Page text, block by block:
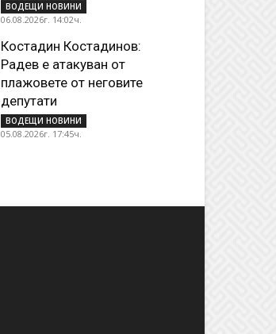
ВОДЕЩИ НОВИНИ
06.08.2026г. 14:02ч.
Костадин Костадинов:
Радев е атакуван от
плажoвете от неговите
депутати
ВОДЕЩИ НОВИНИ
05.08.2026г. 17:45ч.